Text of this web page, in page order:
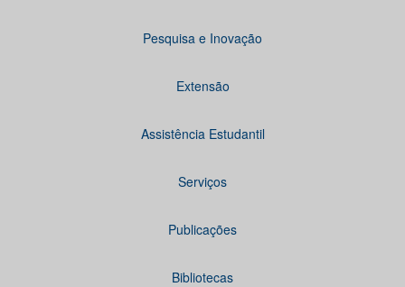
Pesquisa e Inovação
Extensão
Assistência Estudantil
Serviços
Publicações
Bibliotecas